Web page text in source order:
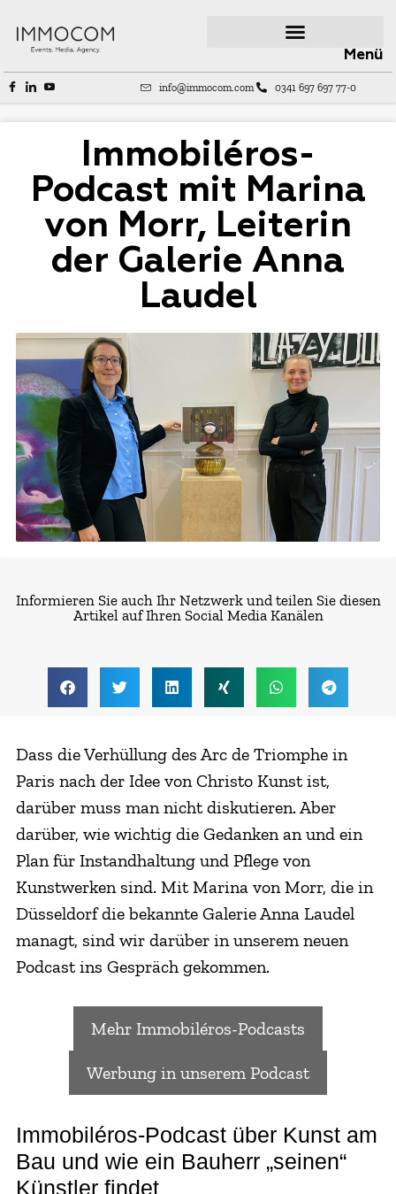
Menü
info@immocom.com 0341 697 697 77-0
Immobiléros-
Podcast mit Marina
von Morr, Leiterin
der Galerie Anna
Laudel
Informieren Sie auch Ihr Netzwerk und teilen Sie diesen
Artikel auf Ihren Social Media Kanälen
Dass die Verhüllung des Arc de Triomphe in
Paris nach der Idee von Christo Kunst ist,
darüber muss man nicht diskutieren. Aber
darüber, wie wichtig die Gedanken an und ein
Plan für Instandhaltung und Pflege von
Kunstwerken sind. Mit Marina von Morr, die in
Düsseldorf die bekannte Galerie Anna Laudel
managt, sind wir darüber in unserem neuen
Podcast ins Gespräch gekommen.
Mehr Immobiléros-Podcasts
Werbung in unserem Podcast
Immobiléros-Podcast über Kunst am
Bau und wie ein Bauherr „seinen“
Künstler findet